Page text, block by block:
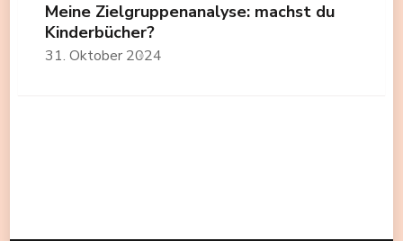
Meine Zielgruppenanalyse: machst du
Kinderbücher?
31. Oktober 2024